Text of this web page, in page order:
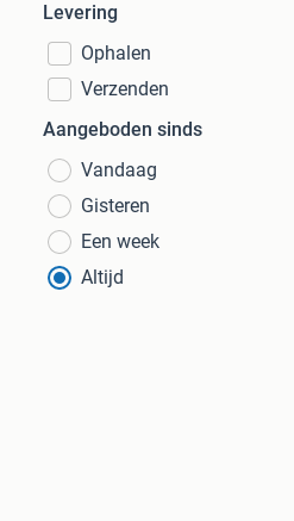
Levering
Ophalen
Verzenden
Aangeboden sinds
Vandaag
Gisteren
Een week
Altijd